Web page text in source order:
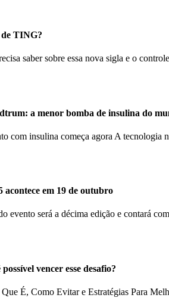
TING?
saber sobre essa nova sigla e o
a menor bomba de insulina do
com insulina começa agora A tecnologia
acontece em 19 de outubro
evento será a décima edição e contará
vencer esse desafio?
É, Como Evitar e Estratégias Para